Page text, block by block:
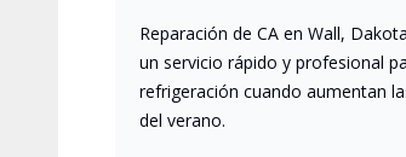
Reparación de CA en Wall,
un servicio rápido y profesional
refrigeración cuando aumentan
del verano.